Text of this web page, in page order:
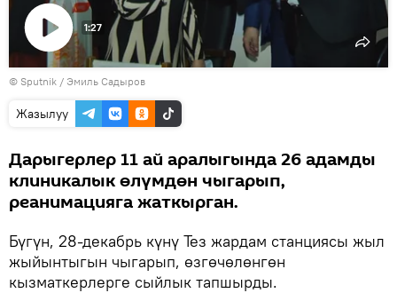
Видеону
көрсөтүү
1:27
© Sputnik / Эмиль Садыров
Жазылуу
Дарыгерлер 11 ай аралыгында 26 адамды
клиникалык өлүмдөн чыгарып,
реанимацияга жаткырган.
Бүгүн, 28-декабрь күнү Тез жардам станциясы жыл
жыйынтыгын чыгарып, өзгөчөлөнгөн
кызматкерлерге сыйлык тапшырды.